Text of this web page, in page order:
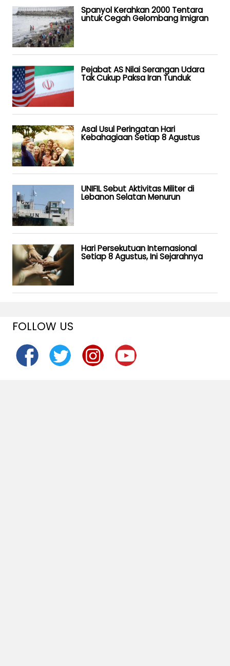
Spanyol Kerahkan 2000 Tentara
untuk Cegah Gelombang Imigran
Pejabat AS Nilai Serangan Udara
Tak Cukup Paksa Iran Tunduk
Asal Usul Peringatan Hari
Kebahagiaan Setiap 8 Agustus
UNIFIL Sebut Aktivitas Militer di
Lebanon Selatan Menurun
Hari Persekutuan Internasional
Setiap 8 Agustus, Ini Sejarahnya
FOLLOW US